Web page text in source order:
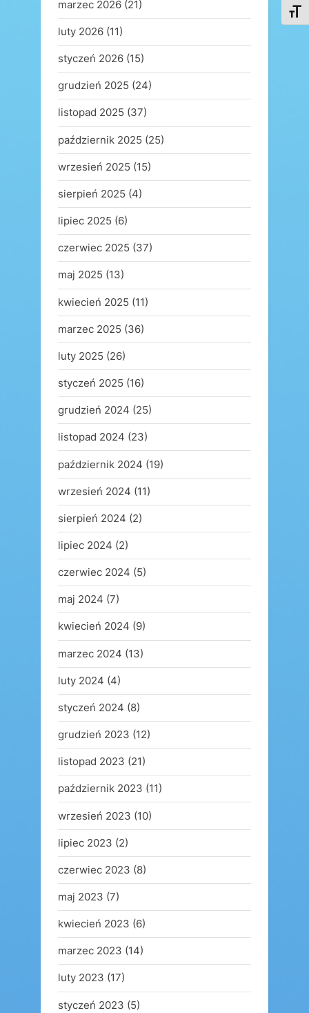
marzec 2026 (21)
luty 2026 (11)
styczeń 2026 (15)
grudzień 2025 (24)
listopad 2025 (37)
październik 2025 (25)
wrzesień 2025 (15)
sierpień 2025 (4)
lipiec 2025 (6)
czerwiec 2025 (37)
maj 2025 (13)
kwiecień 2025 (11)
marzec 2025 (36)
luty 2025 (26)
styczeń 2025 (16)
grudzień 2024 (25)
listopad 2024 (23)
październik 2024 (19)
wrzesień 2024 (11)
sierpień 2024 (2)
lipiec 2024 (2)
czerwiec 2024 (5)
maj 2024 (7)
kwiecień 2024 (9)
marzec 2024 (13)
luty 2024 (4)
styczeń 2024 (8)
grudzień 2023 (12)
listopad 2023 (21)
październik 2023 (11)
wrzesień 2023 (10)
lipiec 2023 (2)
czerwiec 2023 (8)
maj 2023 (7)
kwiecień 2023 (6)
marzec 2023 (14)
luty 2023 (17)
styczeń 2023 (5)